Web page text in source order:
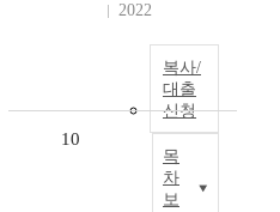
2022
복사/
대출
신청
목
차
보
10